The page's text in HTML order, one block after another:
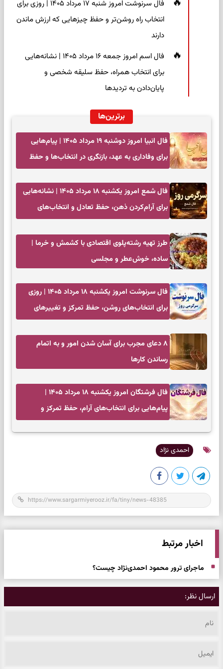
فال سرنوشت امروز شنبه ۱۷ مرداد ۱۴۰۵ | روزی برای
انتخاب راه روشن‌تر و حفظ چیزهایی که ارزش ماندن
دارند
فال اسم امروز جمعه ۱۶ مرداد ۱۴۰۵ | نشانه‌هایی
برای انتخاب همراه، حفظ سلیقه شخصی و
پایان‌دادن به تردیدها
برترین‌ها
فال انبیا امروز دوشنبه ۱۹ مرداد ۱۴۰۵ | پیام‌هایی
برای وفاداری به عهد، بازنگری در انتخاب‌ها و حفظ
فال شمع امروز یکشنبه ۱۸ مرداد ۱۴۰۵ | نشانه‌هایی
برای آرام‌کردن ذهن، حفظ تعادل و انتخاب‌های
طرز تهیه رشته‌پلوی اقتصادی با کشمش و خرما |
ساده، خوش‌عطر و مجلسی
فال سرنوشت امروز یکشنبه ۱۸ مرداد ۱۴۰۵ | روزی
برای انتخاب‌های روشن، حفظ تمرکز و تغییرهای
۸ دعای مجرب برای آسان شدن امور و به اتمام
رساندن کار‌ها
فال فرشتگان امروز یکشنبه ۱۸ مرداد ۱۴۰۵ |
پیام‌هایی برای انتخاب‌های آرام، حفظ تمرکز و
احمدی نژاد
اخبار مرتبط
ماجرای ترور محمود احمدی‌نژاد چیست؟
ارسال نظر: